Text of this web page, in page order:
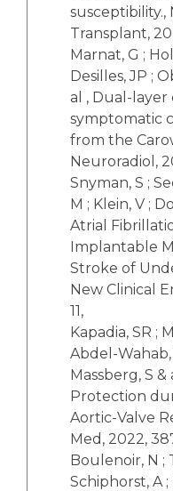
susceptibility.,
Transplant,
Marnat, G ;
Desilles, JP ;
al , Dual-
symptomatic
from the
Neuroradiol,
Snyman, S ;
M ; Klein, V ;
Atrial
Implantable
Stroke of
New Clinical
11,
Kapadia, SR ;
Abdel-Wahab,
Massberg, S
Protection
Aortic-Valve
Med, 2022,
Boulenoir, N ;
Schiphorst, A